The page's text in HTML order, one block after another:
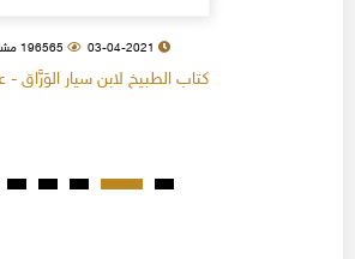
03-04-2021 196565 مشاهدة
كتاب الطبيخ لابن سيار الوَرَّاق - عام